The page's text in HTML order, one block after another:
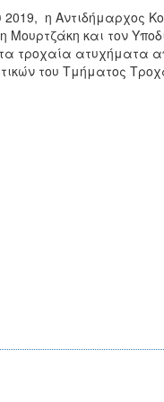
η Αντιδήμαρχος
και τον
ατυχήματα
του Τμήματος